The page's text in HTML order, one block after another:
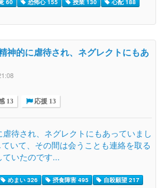
神的に虐待され、ネグレクトにもあ
13 応援 13
待され、ネグレクトにもあっていまし
いて、その間は会うことも連絡を取る
いたのです...
めまい 326 摂食障害 495
自殺願望 217